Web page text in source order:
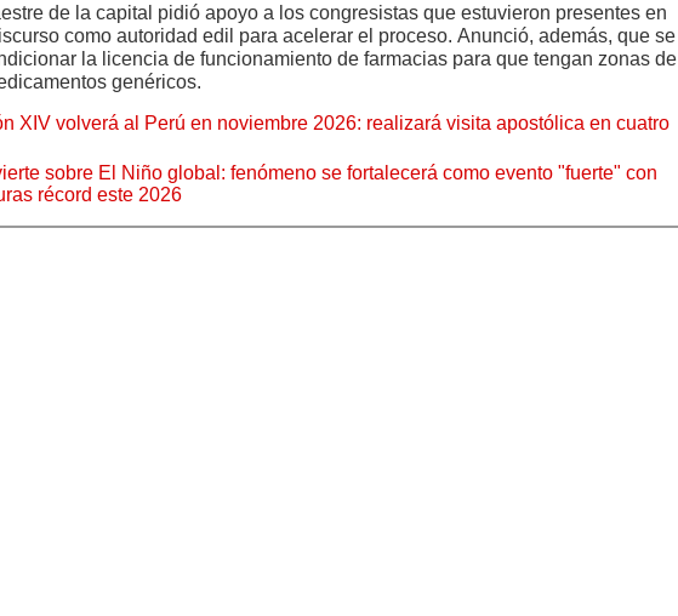
de la capital pidió apoyo a los congresistas que estuvieron presentes en
como autoridad edil para acelerar el proceso. Anunció, además, que se
la licencia de funcionamiento de farmacias para que tengan zonas de
genéricos.
XIV volverá al Perú en noviembre 2026: realizará visita apostólica en cuatro
sobre El Niño global: fenómeno se fortalecerá como evento "fuerte" con
récord este 2026